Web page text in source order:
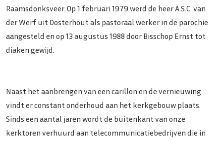
Raamsdonksveer. Op 1 februari 1979 werd de heer A.S.C. van
der Werf uit Oosterhout als pastoraal werker in de parochie
aangesteld en op 13 augustus 1988 door Bisschop Ernst tot
diaken gewijd.
Naast het aanbrengen van een carillon en de vernieuwing
vindt er constant onderhoud aan het kerkgebouw plaats.
Sinds een aantal jaren wordt de buitenkant van onze
kerktoren verhuurd aan telecommunicatiebedrijven die in